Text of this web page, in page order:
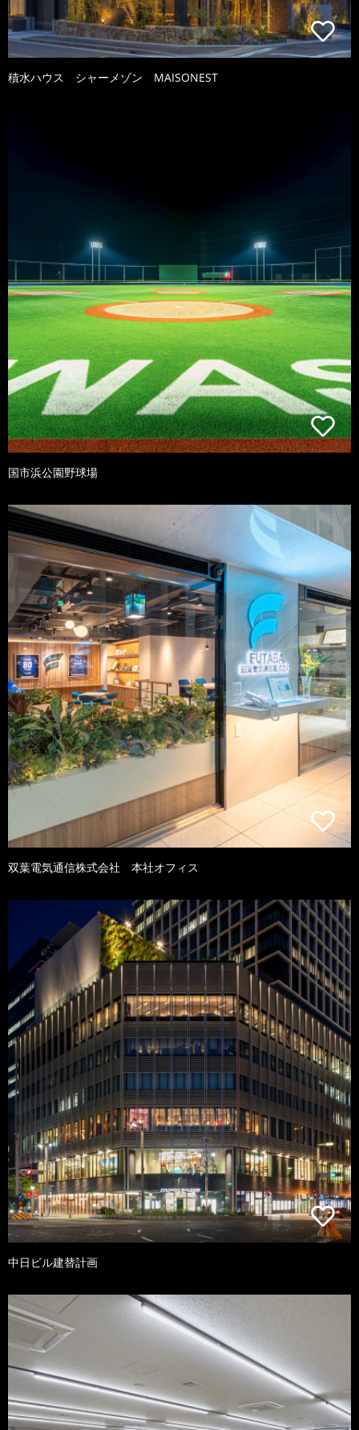
積水ハウス シャーメゾン MAISONEST
国市浜公園野球場
双葉電気通信株式会社 本社オフィス
中日ビル建替計画